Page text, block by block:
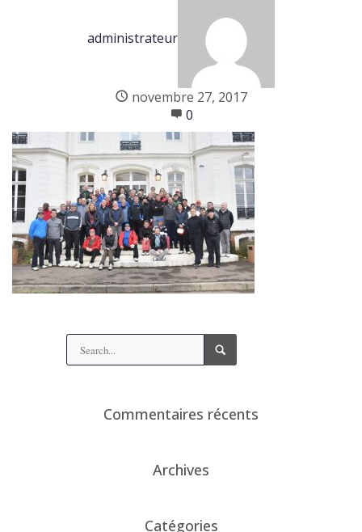
administrateur
novembre 27, 2017
0
Commentaires récents
Archives
Catégories